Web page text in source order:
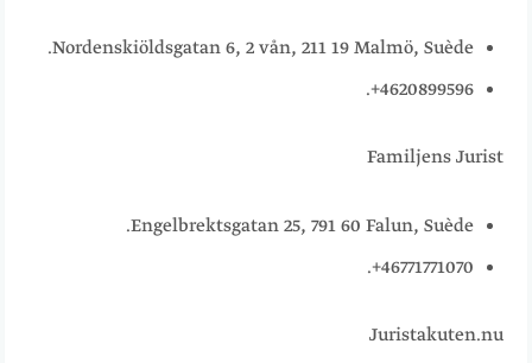
Nordenskiöldsgatan 6, 2 vån, 211 19 Malmö, Suède.
4620899596+.
Familjens Jurist
Engelbrektsgatan 25, 791 60 Falun, Suède.
46771771070+.
Juristakuten.nu